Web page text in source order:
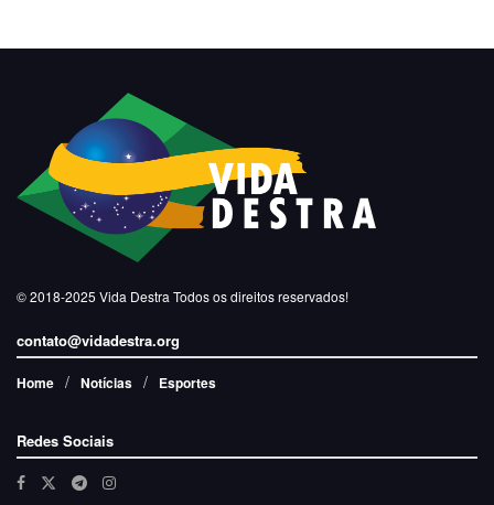
© 2018-2025 Vida Destra Todos os direitos reservados!
contato@vidadestra.org
Home Notícias Esportes
Redes Sociais